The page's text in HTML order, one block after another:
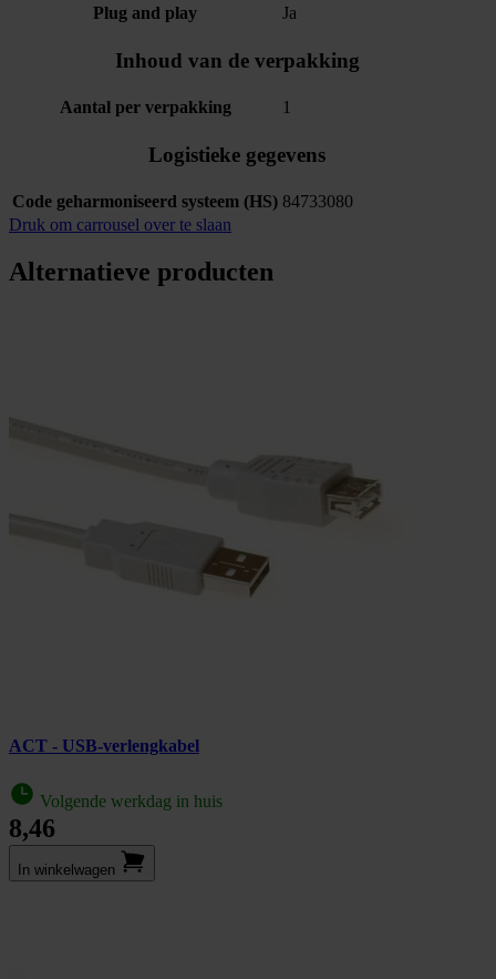
Plug and play
Ja
Inhoud van de verpakking
Aantal per verpakking 1
Logistieke gegevens
Code geharmoniseerd systeem (HS) 84733080
Druk om carrousel over te slaan
Alternatieve producten
ACT - USB-verlengkabel
Volgende werkdag in huis
8,46
In winkel­wagen